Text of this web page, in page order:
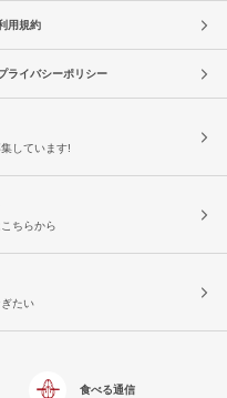
用規約
ライバシーポリシー
しています!
ちらから
たい
食べる通信